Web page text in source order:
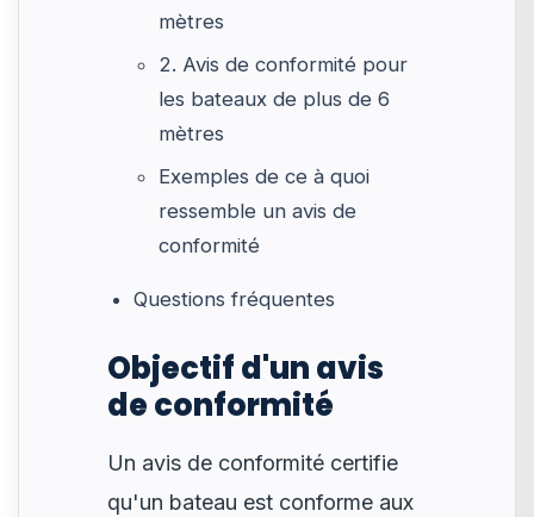
mètres
2. Avis de conformité pour
les bateaux de plus de 6
mètres
Exemples de ce à quoi
ressemble un avis de
conformité
Questions fréquentes
Objectif d'un avis
de conformité
Un avis de conformité certifie
qu'un bateau est conforme aux